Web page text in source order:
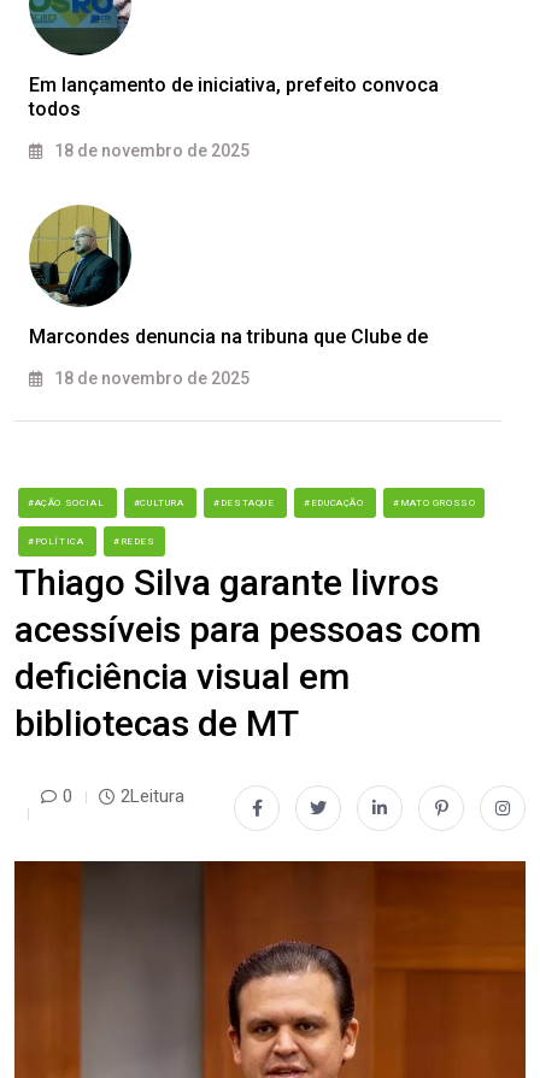
Em lançamento de iniciativa, prefeito convoca
todos
18 de novembro de 2025
Marcondes denuncia na tribuna que Clube de
18 de novembro de 2025
#AÇÃO SOCIAL #CULTURA #DESTAQUE #EDUCAÇÃO #MATO GROSSO
#POLÍTICA #REDES
Thiago Silva garante livros
acessíveis para pessoas com
deficiência visual em
bibliotecas de MT
0 2Leitura